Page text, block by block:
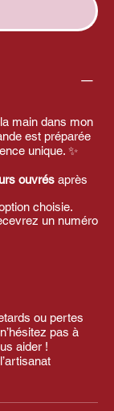
main dans mon
est préparée
unique. ✨
ouvrés après
choisie.
un numéro
ou pertes
pas à
aider !